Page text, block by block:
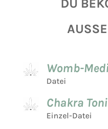
DU
Womb-
Datei
Chakra
Einzel-Datei